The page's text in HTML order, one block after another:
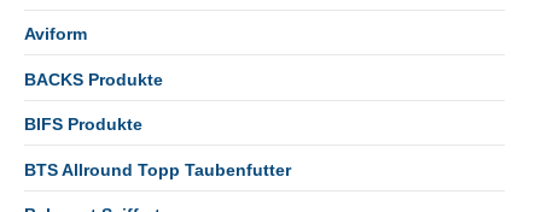
Aviform
BACKS Produkte
BIFS Produkte
BTS Allround Topp Taubenfutter